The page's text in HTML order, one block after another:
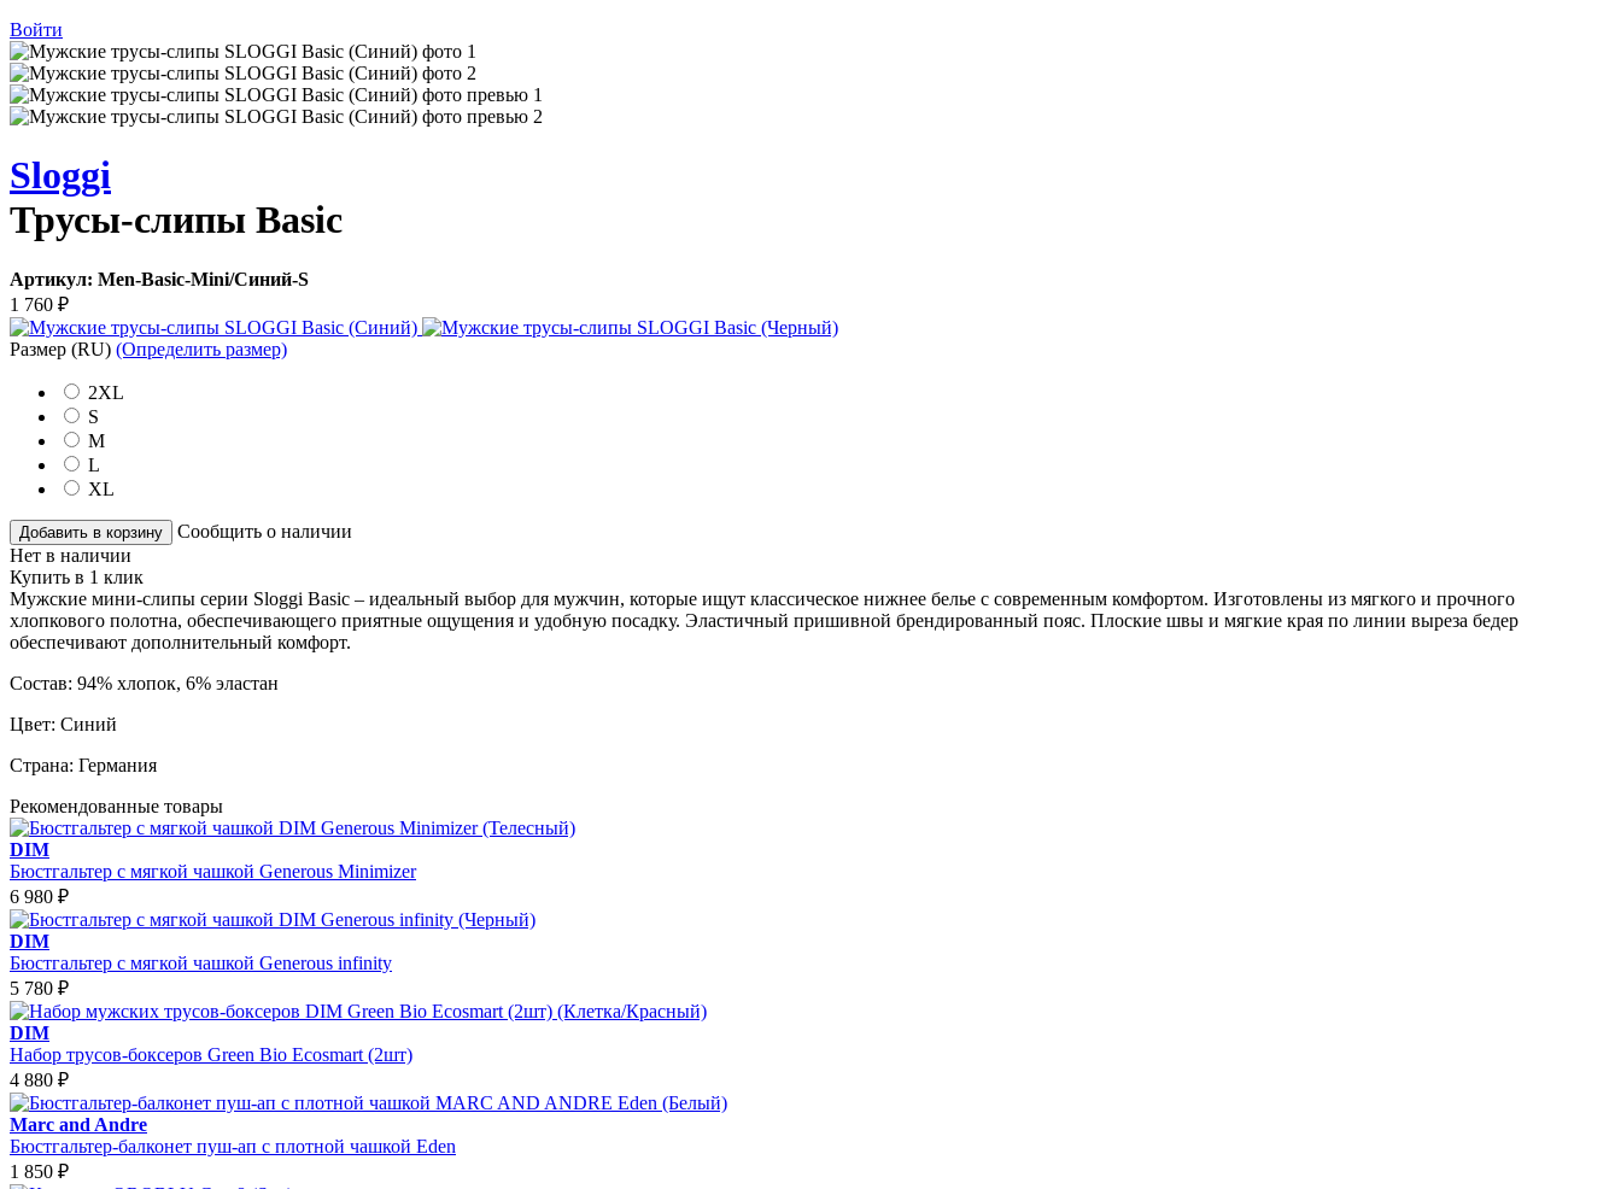
Войти
Sloggi
Трусы-слипы Basic
Артикул: Men-Basic-Mini/Синий-S
1 760 ₽
Размер (RU) (Определить размер)
2XL
S
M
L
XL
Добавить в корзину
Сообщить о наличии
Нет в наличии
Купить в 1 клик
Мужские мини-слипы серии Sloggi Basic – идеальный выбор для мужчин, которые ищут классическое нижнее белье с современным комфортом. Изготовлены из мягкого и прочного
хлопкового полотна, обеспечивающего приятные ощущения и удобную посадку. Эластичный пришивной брендированный пояс. Плоские швы и мягкие края по линии выреза бедер
обеспечивают дополнительный комфорт.
Состав: 94% хлопок, 6% эластан
Цвет: Синий
Страна: Германия
Рекомендованные товары
DIM
Бюстгальтер с мягкой чашкой Generous Minimizer
6 980 ₽
DIM
Бюстгальтер с мягкой чашкой Generous infinity
5 780 ₽
DIM
Набор трусов-боксеров Green Bio Ecosmart (2шт)
4 880 ₽
Marc and Andre
Бюстгальтер-балконет пуш-ап с плотной чашкой Eden
1 850 ₽